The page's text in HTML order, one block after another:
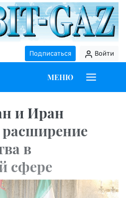
Подписаться Войти
МЕНЮ
и Иран
в
сфере